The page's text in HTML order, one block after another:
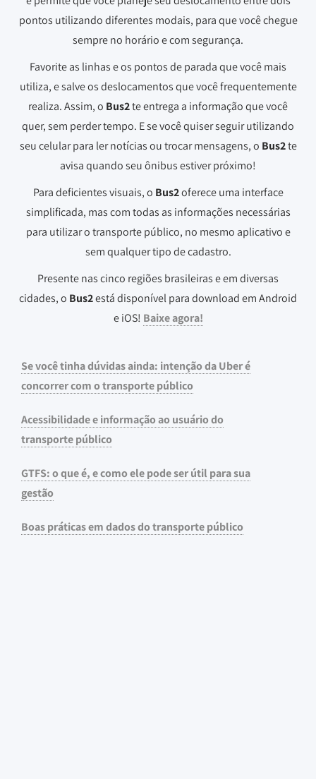
pontos utilizando diferentes modais, para que você chegue
sempre no horário e com segurança.
Favorite as linhas e os pontos de parada que você mais
utiliza, e salve os deslocamentos que você frequentemente
realiza. Assim, o Bus2te entrega a informação que você
quer, sem perder tempo. E se você quiser seguir utilizando
seu celular para ler notícias ou trocar mensagens, o Bus2te
avisa quando seu ônibus estiver próximo!
Para deficientes visuais, o Bus2oferece uma interface
simplificada, mas com todas as informações necessárias
para utilizar o transporte público, no mesmo aplicativo e
sem qualquer tipo de cadastro.
Presente nas cinco regiões brasileiras e em diversas
cidades, o Bus2está disponível para download em Android
e iOS! Baixe agora!
Se você tinha dúvidas ainda: intenção da Uber é
concorrer com o transporte público
Acessibilidade e informação ao usuário do
transporte público
GTFS: o que é, e como ele pode ser útil para sua
gestão
Boas práticas em dados do transporte público